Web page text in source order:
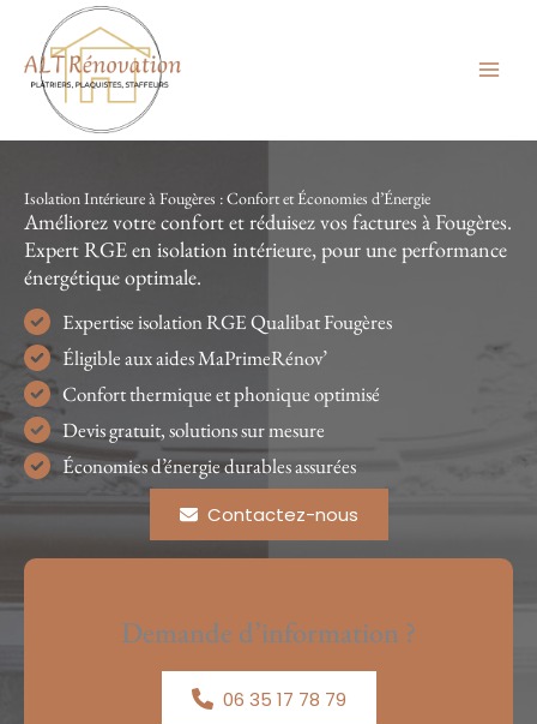
contenu
Isolation Intérieure à Fougères : Confort et Économies d’Énergie
Améliorez votre confort et réduisez vos factures à Fougères.
Expert RGE en isolation intérieure, pour une performance
énergétique optimale.
Expertise isolation RGE Qualibat Fougères
Éligible aux aides MaPrimeRénov’
Confort thermique et phonique optimisé
Devis gratuit, solutions sur mesure
Économies d’énergie durables assurées
Contactez-nous
Demande d’information ?
06 35 17 78 79